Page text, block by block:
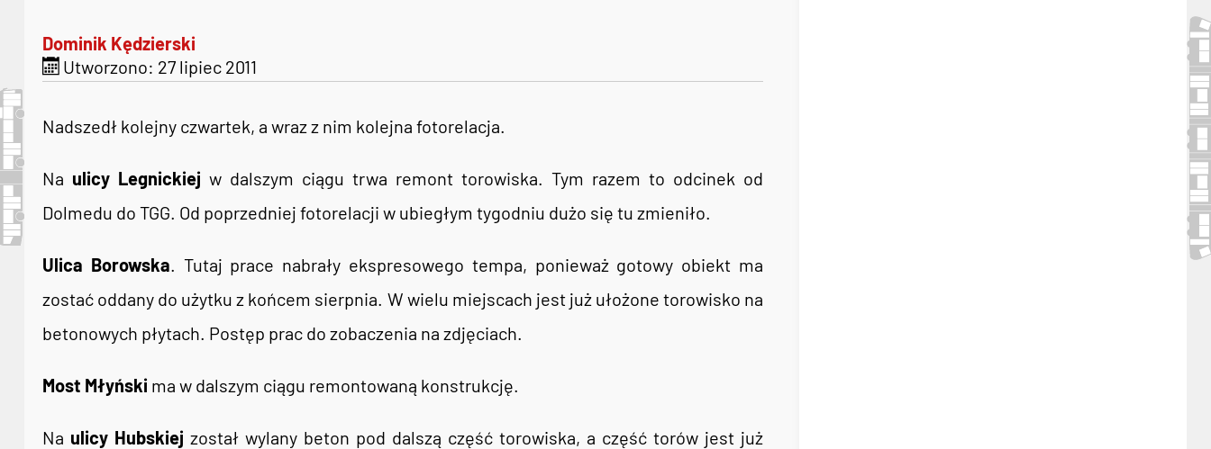
Dominik Kędzierski
Utworzono: 27 lipiec 2011
Nadszedł kolejny czwartek, a wraz z nim kolejna fotorelacja.
Na ulicy Legnickiej w dalszym ciągu trwa remont torowiska. Tym razem to odcinek od
Dolmedu do TGG. Od poprzedniej fotorelacji w ubiegłym tygodniu dużo się tu zmieniło.
Ulica Borowska. Tutaj prace nabrały ekspresowego tempa, ponieważ gotowy obiekt ma
zostać oddany do użytku z końcem sierpnia. W wielu miejscach jest już ułożone torowisko na
betonowych płytach. Postęp prac do zobaczenia na zdjęciach.
Most Młyński ma w dalszym ciągu remontowaną konstrukcję.
Na ulicy Hubskiej został wylany beton pod dalszą część torowiska, a część torów jest już